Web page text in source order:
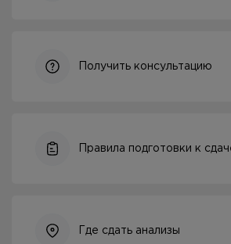
Получить консультацию
Правила подготовки к
Где сдать анализы